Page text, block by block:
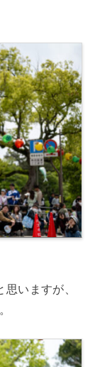
いますが、